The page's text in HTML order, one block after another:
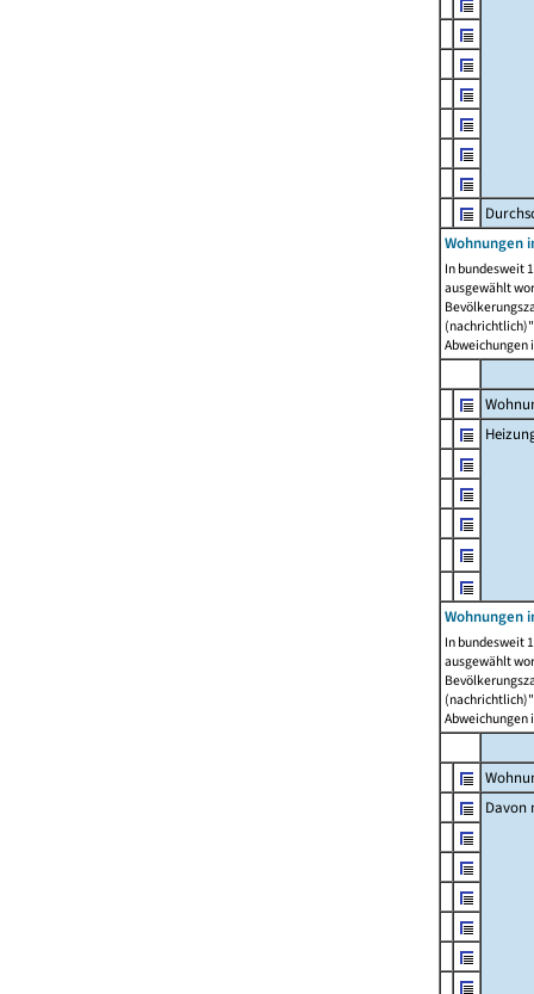
Wohnungen
In bundesweit
ausgewählt
Abweichungen
Wohnungen
In bundesweit
ausgewählt
Abweichungen
Davon